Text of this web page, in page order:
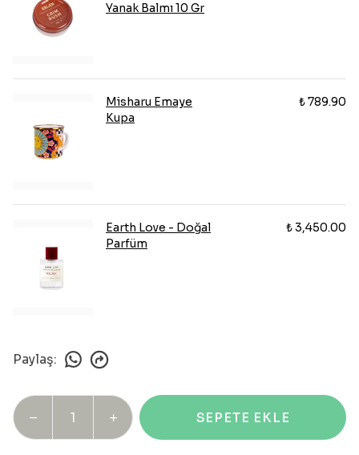
Yanak Balmı 10 Gr
Misharu Emaye
Kupa
₺ 789.90
Earth Love - Doğal
Parfüm
₺ 3,450.00
Paylaş:
SEPETE EKLE